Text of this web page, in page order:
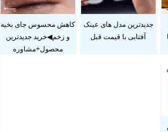
جدیدترین مدل های عینک
آفتابی با قیمت قبل
کاهش محسوس جای بخیه
و زخم◀خرید جدیدترین
محصول+مشاوره